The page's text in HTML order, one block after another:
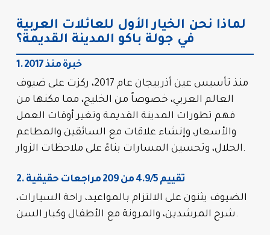
لماذا نحن الخيار الأول للعائلات العربية
في جولة باكو المدينة القديمة؟
1. خبرة منذ 2017
منذ تأسيس عين أذربيجان عام 2017، ركزت على ضيوف
العالم العربي، خصوصاً من الخليج، مما مكنها من
فهم تطورات المدينة القديمة وتغير أوقات العمل
والأسعار، وإنشاء علاقات مع السائقين والمطاعم
الحلال، وتحسين المسارات بناءً على ملاحظات الزوار.
2. تقييم 4.9/5 من 209 مراجعات حقيقية
الضيوف يثنون على الالتزام بالمواعيد، راحة السيارات،
شرح المرشدين، والمرونة مع الأطفال وكبار السن.